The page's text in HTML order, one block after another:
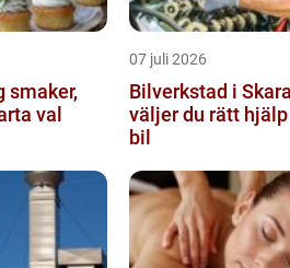
val
07 juli 2026
Bilverkstad i
väljer du rätt
bil